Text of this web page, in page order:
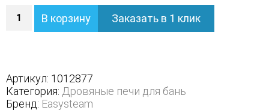
Печь
полноценном
наборном
кожухе
В корзину Заказать в 1 клик
Артикул: 1012877
Категория: Дровяные печи для бань
Бренд: Easysteam